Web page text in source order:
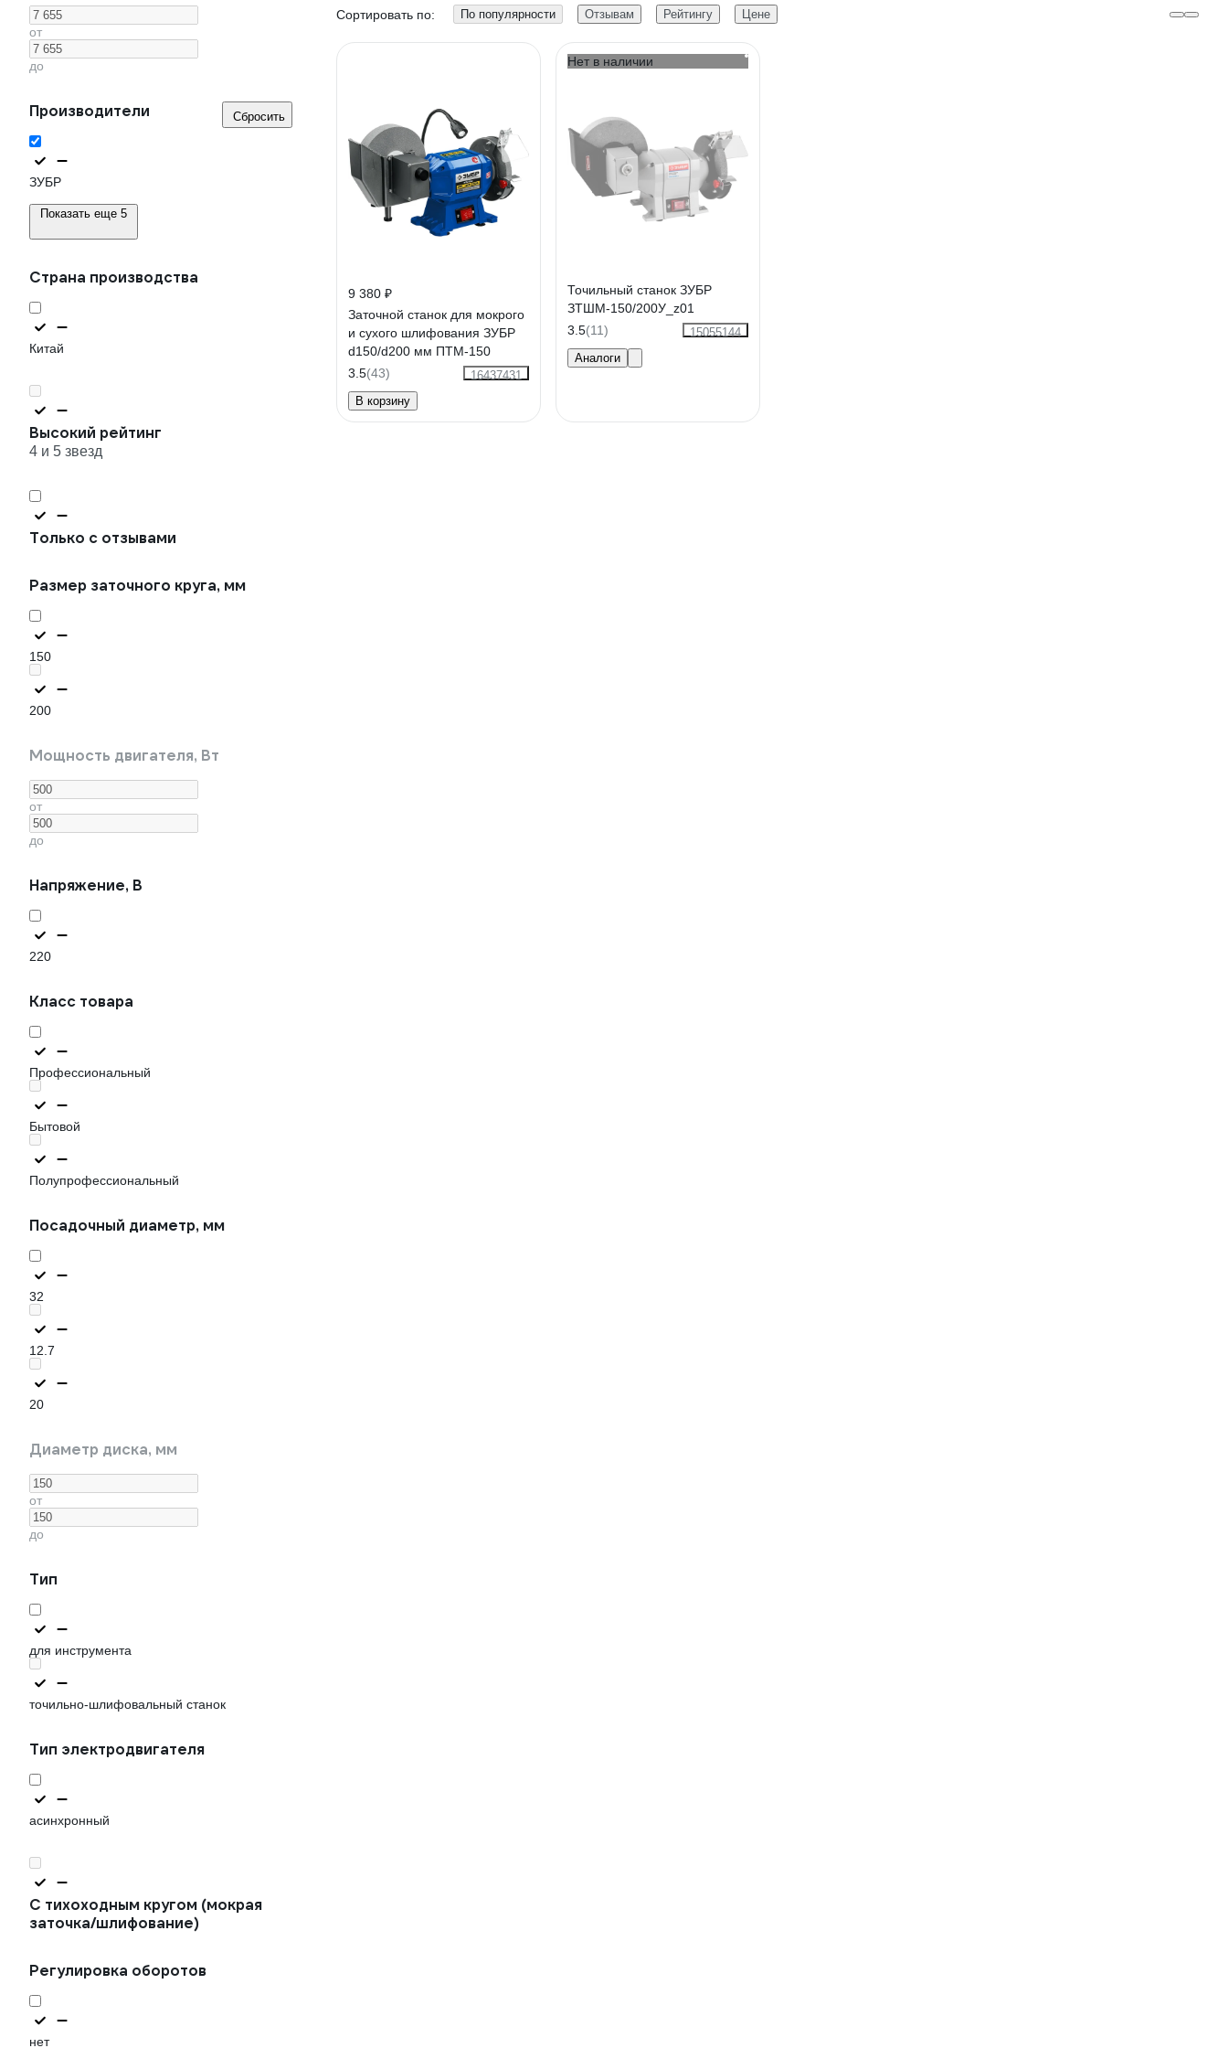
от
до
Производители
ЗУБР
Показать еще 5
Сбросить
Страна производства
Китай
Высокий рейтинг
4 и 5 звезд
Только с отзывами
Размер заточного круга, мм
150
200
Мощность двигателя, Вт
от
до
Напряжение, В
220
Класс товара
Профессиональный
Бытовой
Полупрофессиональный
Посадочный диаметр, мм
32
12.7
20
Диаметр диска, мм
от
до
Тип
для инструмента
точильно-шлифовальный станок
Тип электродвигателя
асинхронный
С тихоходным кругом (мокрая
заточка/шлифование)
Регулировка оборотов
нет
Сортировать по: По популярности Отзывам Рейтингу Цене
9 380 ₽
Заточной станок для мокрого
и сухого шлифования ЗУБР
d150/d200 мм ПТМ-150
3.5(43)
16437431
В корзину
Нет в наличии
Точильный станок ЗУБР
ЗТШМ-150/200У_z01
3.5(11)
15055144
Аналоги